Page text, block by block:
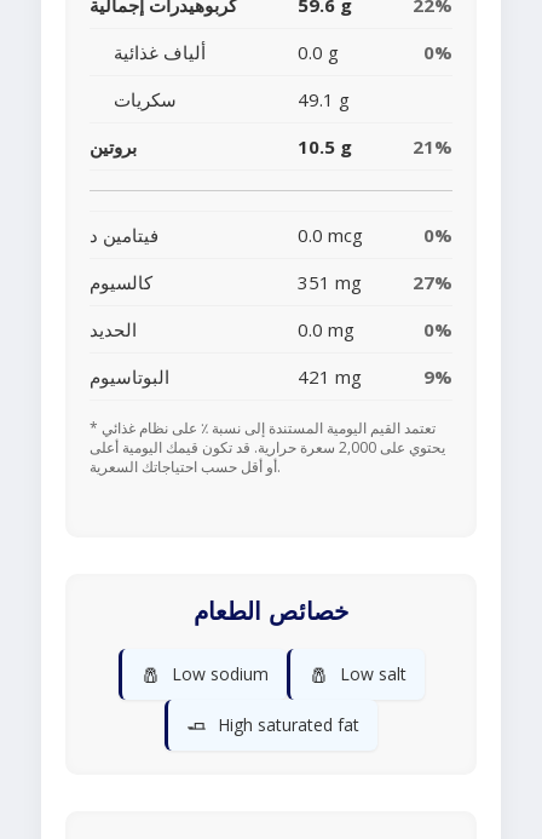
كربوهيدرات إجمالية 59.6 g
22%
ألياف غذائية
0.0 g
0%
سكريات
49.1 g
بروتين
10.5 g 21%
فيتامين د 0.0 mcg
0%
كالسيوم
351 mg
27%
الحديد
0.0 mg
0%
البوتاسيوم
421 mg 9%
* تعتمد القيم اليومية المستندة إلى نسبة ٪ على نظام غذائي
يحتوي على 2,000 سعرة حرارية. قد تكون قيمك اليومية أعلى
أو أقل حسب احتياجاتك السعرية.
خصائص الطعام
🧂 Low sodium 🧂 Low salt
🧈 High saturated fat